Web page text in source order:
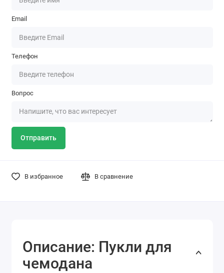
Email
Телефон
Вопрос
Отправить
В избранное В сравнение
Описание: Пукли для
чемодана